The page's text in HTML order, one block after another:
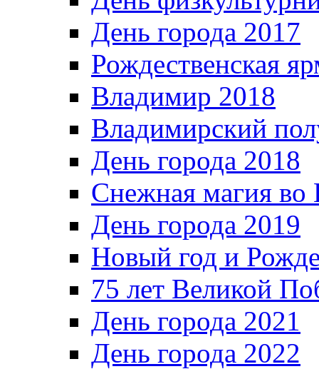
День города 2017
Рождественская
Владимир 2018
Владимирский
День города 2018
Снежная магия во
День города 2019
Новый год и
75 лет Великой
День города 2021
День города 2022